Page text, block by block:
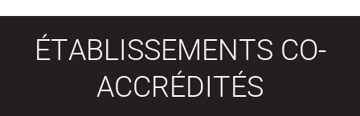
ÉTABLISSEMENTS CO-
ACCRÉDITÉS